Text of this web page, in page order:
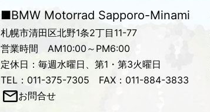
■BMW Motorrad Sapporo-Minami
札幌市清田区北野1条2丁目11-77
営業時間 AM10:00～PM6:00
定休日：毎週水曜日、第1・第3火曜日
TEL：011-375-7305 FAX：011-884-3833
お問合せ